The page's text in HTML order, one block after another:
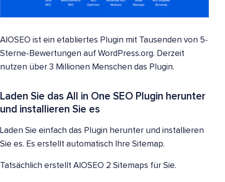
AIOSEO ist ein etabliertes Plugin mit Tausenden von 5-
Sterne-Bewertungen auf WordPress.org. Derzeit
nutzen über 3 Millionen Menschen das Plugin.
Laden Sie das All in One SEO Plugin herunter
und installieren Sie es
Laden Sie einfach das Plugin herunter und installieren
Sie es. Es erstellt automatisch Ihre Sitemap.
Tatsächlich erstellt AIOSEO 2 Sitemaps für Sie.